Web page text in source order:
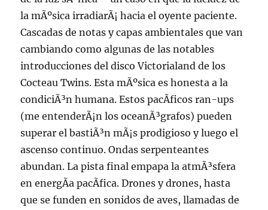
la mÃºsica irradiarÃ¡ hacia el oyente paciente.
Cascadas de notas y capas ambientales que van
cambiando como algunas de las notables
introducciones del disco Victorialand de los
Cocteau Twins. Esta mÃºsica es honesta a la
condiciÃ³n humana. Estos pacÃ­ficos ran-ups
(me entenderÃ¡n los oceanÃ³grafos) pueden
superar el bastiÃ³n mÃ¡s prodigioso y luego el
ascenso continuo. Ondas serpenteantes
abundan. La pista final empapa la atmÃ³sfera
en energÃ­a pacÃ­fica. Drones y drones, hasta
que se funden en sonidos de aves, llamadas de